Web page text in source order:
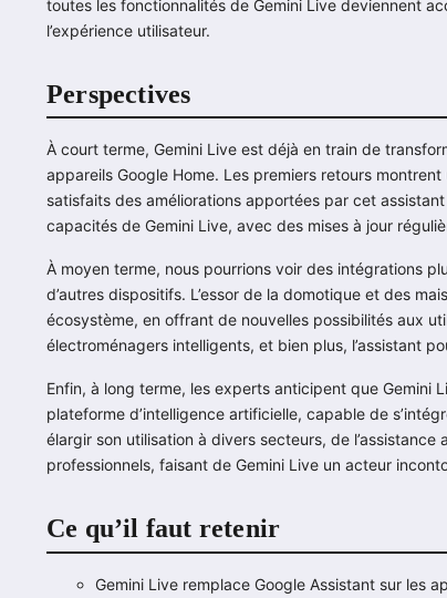
toutes les fonctionnalités de Gemini Live deviennent
l’expérience utilisateur.
Perspectives
À court terme, Gemini Live est déjà en train de
appareils Google Home. Les premiers retours
satisfaits des améliorations apportées par cet
capacités de Gemini Live, avec des mises à jour
À moyen terme, nous pourrions voir des intégrations
d’autres dispositifs. L’essor de la domotique et des
écosystème, en offrant de nouvelles possibilités aux
électroménagers intelligents, et bien plus, l’assistant
Enfin, à long terme, les experts anticipent que Gemini
plateforme d’intelligence artificielle, capable de
élargir son utilisation à divers secteurs, de
professionnels, faisant de Gemini Live un acteur
Ce qu’il faut retenir
Gemini Live remplace Google Assistant sur les